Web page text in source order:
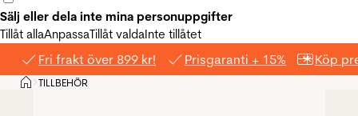
Sälj eller dela inte mina personuppgifter
Tillåt allaAnpassaTillåt valdaInte tillåtet
Fri frakt över 899 kr! Prisgaranti + 15% Köp
Hem
>TILLBEHÖR